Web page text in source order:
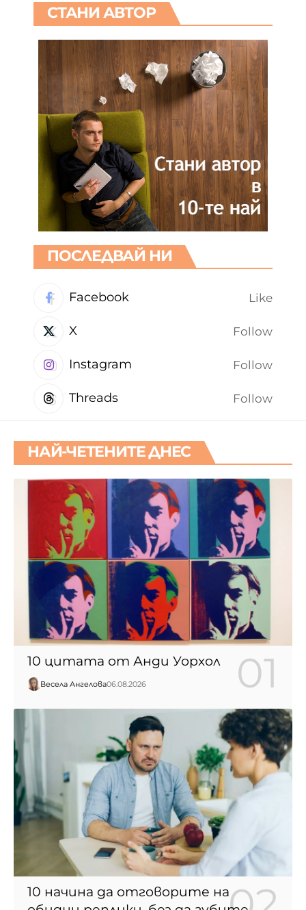
СТАНИ АВТОР
ПОСЛЕДВАЙ НИ
Facebook Like
X Follow
Instagram Follow
Threads Follow
НАЙ-ЧЕТЕНИТЕ ДНЕС
10 цитата от Анди Уорхол
Весела Ангелова06.08.2026
10 начина да отговорите на